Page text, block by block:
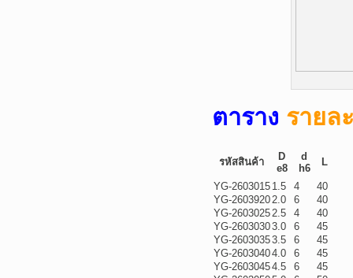
ตาราง รายล
รหัสสินค้า
D
e8
d
h6
L
YG-2603015 1.5 4
40
YG-26039202.0 6
40
YG-26030252.5 4
40
YG-26030303.0 6
45
YG-26030353.5 6
45
YG-26030404.0 6
45
YG-26030454.5 6
45